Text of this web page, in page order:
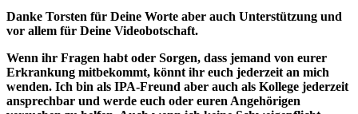
Danke Torsten für Deine Worte aber auch Unterstützung und
vor allem für Deine Videobotschaft.
Wenn ihr Fragen habt oder Sorgen, dass jemand von eurer
Erkrankung mitbekommt, könnt ihr euch jederzeit an mich
wenden. Ich bin als IPA-Freund aber auch als Kollege jederzeit
ansprechbar und werde euch oder euren Angehörigen